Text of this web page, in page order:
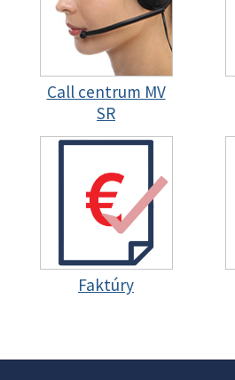
Call centrum MV
SR
Faktúry